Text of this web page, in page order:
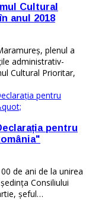
Cultural
anul 2018
plenul a
administrativ-
Cultural Prioritar,
pentru
de ani de la unirea
Consiliului
șeful…